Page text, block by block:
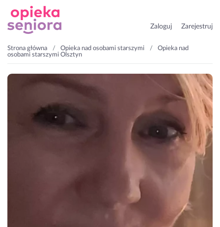
Zaloguj Zarejestruj
Strona główna Opieka nad osobami starszymi
Opieka nad
osobami starszymi Olsztyn